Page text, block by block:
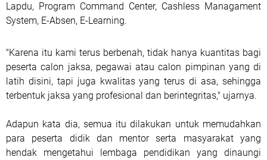
Lapdu, Program Command Center, Cashless Managament
System, E-Absen, E-Learning.
"Karena itu kami terus berbenah, tidak hanya kuantitas bagi
peserta calon jaksa, pegawai atau calon pimpinan yang di
latih disini, tapi juga kwalitas yang terus di asa, sehingga
terbentuk jaksa yang profesional dan berintegritas," ujarnya.
Adapun kata dia, semua itu dilakukan untuk memudahkan
para peserta didik dan mentor serta masyarakat yang
hendak mengetahui lembaga pendidikan yang dinaungi